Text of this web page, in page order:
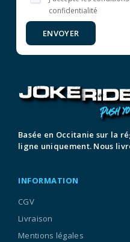
confidentialité
ENVOYER
Basée en Occitanie sur la
ligne uniquement. Nous
INFORMATION
CGV
Livraison
Mentions légales